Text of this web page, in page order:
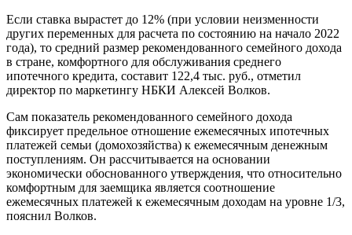
Если ставка вырастет до 12% (при условии неизменности
других переменных для расчета по состоянию на начало 2022
года), то средний размер рекомендованного семейного дохода
в стране, комфортного для обслуживания среднего
ипотечного кредита, составит 122,4 тыс. руб., отметил
директор по маркетингу НБКИ Алексей Волков.
Сам показатель рекомендованного семейного дохода
фиксирует предельное отношение ежемесячных ипотечных
платежей семьи (домохозяйства) к ежемесячным денежным
поступлениям. Он рассчитывается на основании
экономически обоснованного утверждения, что относительно
комфортным для заемщика является соотношение
ежемесячных платежей к ежемесячным доходам на уровне 1/3,
пояснил Волков.